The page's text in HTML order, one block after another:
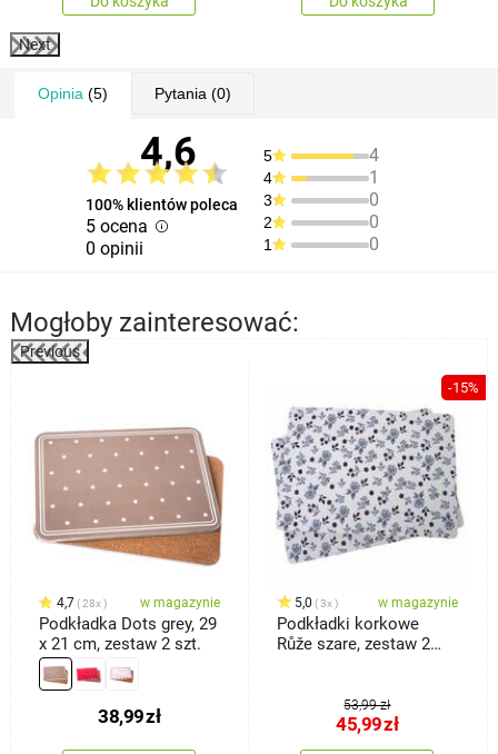
Next
Opinia (5) Pytania (0)
4,6
100% klientów poleca
5 ocena
0 opinii
5 4
4 1
3 0
2 0
1 0
Mogłoby zainteresować:
Previous
4,7 28x w magazynie
Podkładka Dots grey, 29
x 21 cm, zestaw 2 szt.
38,99zł
-15%
5,0 3x w magazynie
Podkładki korkowe
Růže szare, zestaw 2
53,99 zł
45,99zł